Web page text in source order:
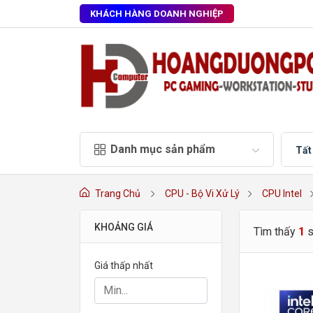
KHÁCH HÀNG DOANH NGHIỆP
Danh mục sản phẩm Tất
Trang Chủ CPU - Bộ Vi Xử Lý CPU Intel
Tìm thấy 1
KHOẢNG GIÁ
Giá thấp nhất